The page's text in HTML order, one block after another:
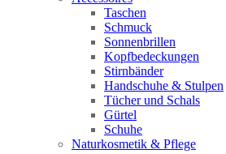
Taschen
Schmuck
Sonnenbrillen
Kopfbedeckungen
Stirnbänder
Handschuhe & Stulpen
Tücher und Schals
Gürtel
Schuhe
Naturkosmetik & Pflege